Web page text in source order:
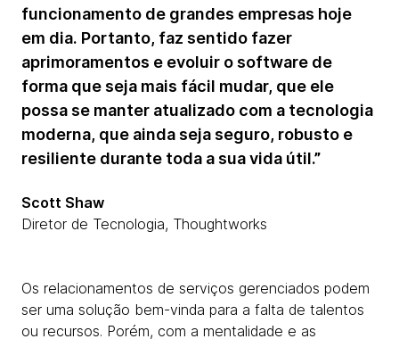
funcionamento de grandes empresas hoje
em dia. Portanto, faz sentido fazer
aprimoramentos e evoluir o software de
forma que seja mais fácil mudar, que ele
possa se manter atualizado com a tecnologia
moderna, que ainda seja seguro, robusto e
resiliente durante toda a sua vida útil.”
Scott Shaw
Diretor de Tecnologia, Thoughtworks
Os relacionamentos de serviços gerenciados podem
ser uma solução bem-vinda para a falta de talentos
ou recursos. Porém, com a mentalidade e as